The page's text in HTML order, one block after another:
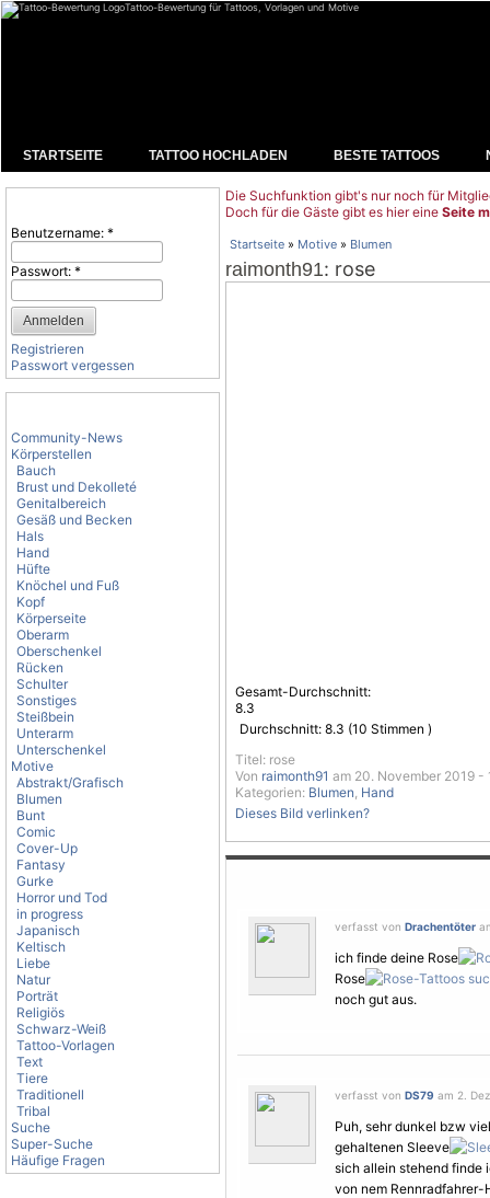
Tattoo-Bewertung für Tattoos, Vorlagen und Motive
STARTSEITE TATTOO HOCHLADEN BESTE TATTOOS
Benutzername: *
Passwort: *
Registrieren
Passwort vergessen
Community-News
Körperstellen
Bauch
Brust und Dekolleté
Genitalbereich
Gesäß und Becken
Hals
Hand
Hüfte
Knöchel und Fuß
Kopf
Körperseite
Oberarm
Oberschenkel
Rücken
Schulter
Sonstiges
Steißbein
Unterarm
Unterschenkel
Motive
Abstrakt/Grafisch
Blumen
Bunt
Comic
Cover-Up
Fantasy
Gurke
Horror und Tod
in progress
Japanisch
Keltisch
Liebe
Natur
Porträt
Religiös
Schwarz-Weiß
Tattoo-Vorlagen
Text
Tiere
Traditionell
Tribal
Suche
Super-Suche
Häufige Fragen
Die Suchfunktion gibt's nur noch für
Doch für die Gäste gibt es hier eine Seite
Startseite » Motive » Blumen
raimonth91: rose
Gesamt-Durchschnitt:
8.3
Durchschnitt: 8.3 (10 Stimmen )
Titel: rose
Von raimonth91 am 20. November 2019 -
Kategorien: Blumen, Hand
Dieses Bild verlinken?
verfasst von Drachentöter
ich finde deine Rose
Rose
noch gut aus.
verfasst von DS79 am 2.
Puh, sehr dunkel bzw
gehaltenen Sleeve
sich allein stehend finde
von nem Rennradfahrer-